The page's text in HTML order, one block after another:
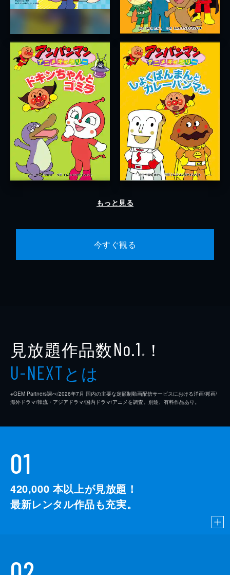
もっと見る
今すぐ観る
見放題作品数No.1 ※ ！
U-NEXTとは
※GEM Partners調べ/2026年7⽉ 国内の主要な定額制動画配信サービスにおける洋画/邦画/
海外ドラマ/韓流・アジアドラマ/国内ドラマ/アニメを調査。別途、有料作品あり。
01
420,000 本以上が見放題！
最新レンタル作品も充実。